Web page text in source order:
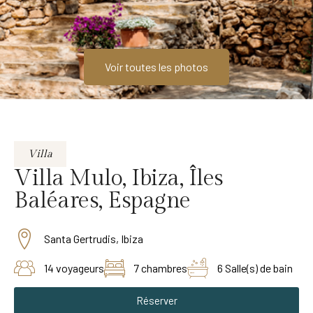
Voir toutes les photos
Villa
Villa Mulo, Ibiza, Îles
Baléares, Espagne
Santa Gertrudis, Ibiza
14 voyageurs 7 chambres 6 Salle(s) de bain
Réserver